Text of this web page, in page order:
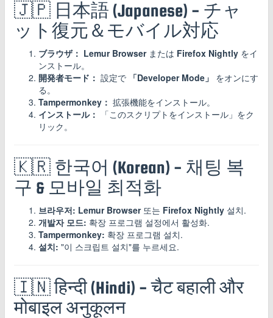
🇯🇵 日本語 (Japanese) - チャ
ット復元＆モバイル対応
ブラウザ： Lemur Browserまたは Firefox Nightly をイ
ンストール。
開発者モード： 設定で 「Developer Mode」 をオンにす
る。
Tampermonkey： 拡張機能をインストール。
インストール：
「このスクリプトをインストール」をク
リック。
🇰🇷 한국어 (Korean) - 채팅 복
구 & 모바일 최적화
브라우저: Lemur Browser또는 Firefox Nightly 설치.
개발자 모드: 확장 프로그램 설정에서 활성화.
Tampermonkey: 확장 프로그램 설치.
설치: "이 스크립트 설치"를 누르세요.
🇮🇳 हिन्दी (Hindi) - चैट बहाली और
मोबाइल अनुकूलन